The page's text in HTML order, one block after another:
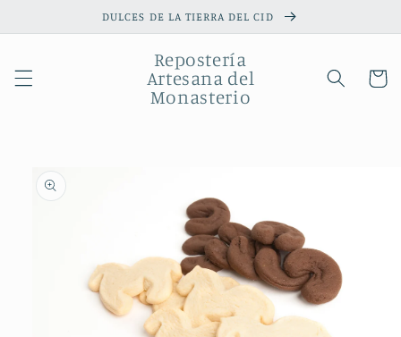
directamente
al contenido
DULCES DE LA TIERRA DEL CID
Repostería
Artesana del
Monasterio
Carrito
información
del producto